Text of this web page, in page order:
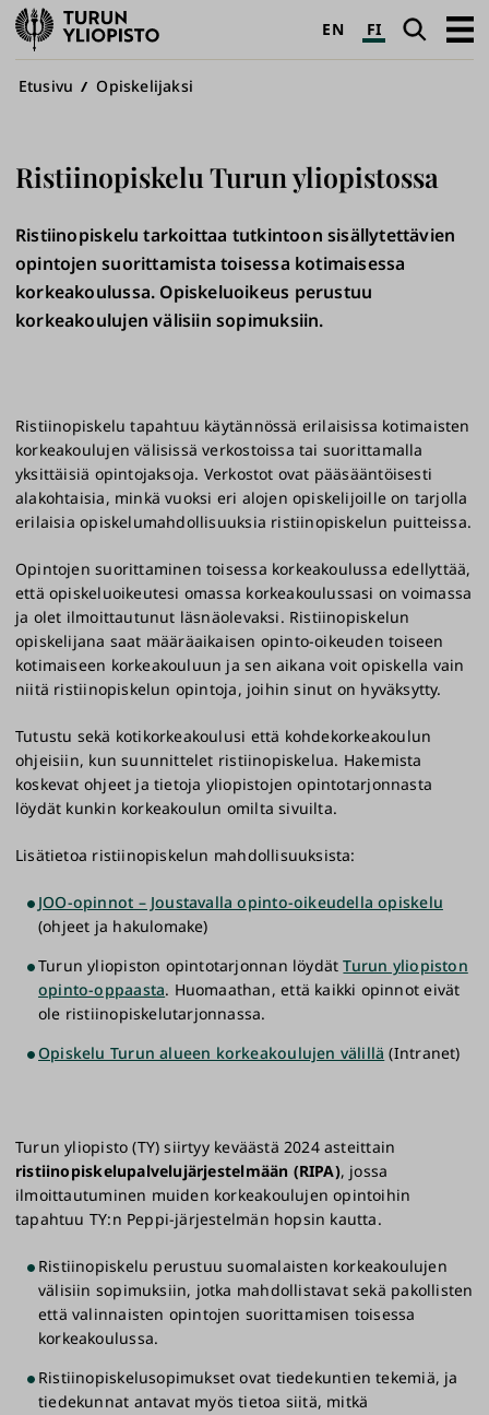
Turun
yliopisto
EN FI Haku
Avaa
Murupolku
Etusivu Opiskelijaksi
Ristiinopiskelu Turun yliopistossa
Ristiinopiskelu tarkoittaa tutkintoon sisällytettävien
opintojen suorittamista toisessa kotimaisessa
korkeakoulussa. Opiskeluoikeus perustuu
korkeakoulujen välisiin sopimuksiin.
Ristiinopiskelu tapahtuu käytännössä erilaisissa kotimaisten
korkeakoulujen välisissä verkostoissa tai suorittamalla
yksittäisiä opintojaksoja. Verkostot ovat pääsääntöisesti
alakohtaisia, minkä vuoksi eri alojen opiskelijoille on tarjolla
erilaisia opiskelumahdollisuuksia ristiinopiskelun puitteissa.
Opintojen suorittaminen toisessa korkeakoulussa edellyttää,
että opiskeluoikeutesi omassa korkeakoulussasi on voimassa
ja olet ilmoittautunut läsnäolevaksi. Ristiinopiskelun
opiskelijana saat määräaikaisen opinto-oikeuden toiseen
kotimaiseen korkeakouluun ja sen aikana voit opiskella vain
niitä ristiinopiskelun opintoja, joihin sinut on hyväksytty.
Tutustu sekä kotikorkeakoulusi että kohdekorkeakoulun
ohjeisiin, kun suunnittelet ristiinopiskelua. Hakemista
koskevat ohjeet ja tietoja yliopistojen opintotarjonnasta
löydät kunkin korkeakoulun omilta sivuilta.
Lisätietoa ristiinopiskelun mahdollisuuksista:
JOO-opinnot – Joustavalla opinto-oikeudella opiskelu
(ohjeet ja hakulomake)
Turun yliopiston opintotarjonnan löydätTurun yliopiston
opinto-oppaasta. Huomaathan, että kaikki opinnot eivät
ole ristiinopiskelutarjonnassa.
Opiskelu Turun alueen korkeakoulujen välillä (Intranet)
Turun yliopisto (TY) siirtyy keväästä 2024 asteittain
ristiinopiskelupalvelujärjestelmään (RIPA), jossa
ilmoittautuminen muiden korkeakoulujen opintoihin
tapahtuu TY:n Peppi-järjestelmän hopsin kautta.
Ristiinopiskelu perustuu suomalaisten korkeakoulujen
välisiin sopimuksiin, jotka mahdollistavat sekä pakollisten
että valinnaisten opintojen suorittamisen toisessa
korkeakoulussa.
Ristiinopiskelusopimukset ovat tiedekuntien tekemiä, ja
tiedekunnat antavat myös tietoa siitä, mitkä